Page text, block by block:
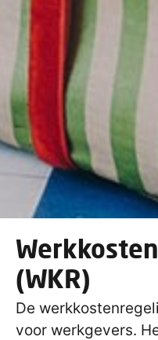
(WKR)
De
voor werkgevers.